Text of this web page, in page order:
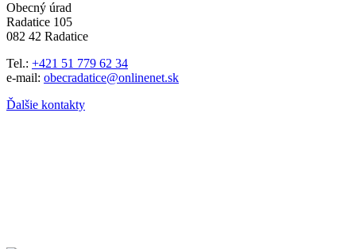
Obecný úrad
Radatice 105
082 42 Radatice
Tel.: +421 51 779 62 34
e-mail: obecradatice@onlinenet.sk
Ďalšie kontakty